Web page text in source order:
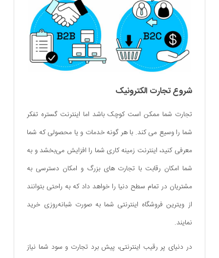
شروع تجارت الکترونیک
تجارت شما ممکن است کوچک باشد اما اینترنت گستره تفکر
شما را وسیع می کند. با هر گونه خدمات و یا محصولی که شما
معرفی کنید، اینترنت زمینه کاری شما را افزایش می‌بخشد و به
شما امکان رقابت با تجارت های بزرگ و امکان دسترسی به
مشتریان در تمام سطح دنیا را خواهد داد که به راحتی بتوانند
از ویترین فروشگاه اینترنتی شما به صورت شبانه‌روزی خرید
نمایند.
در دنیای پر رقیب اینترنتی، پیش برد تجارت و سود شما نیاز